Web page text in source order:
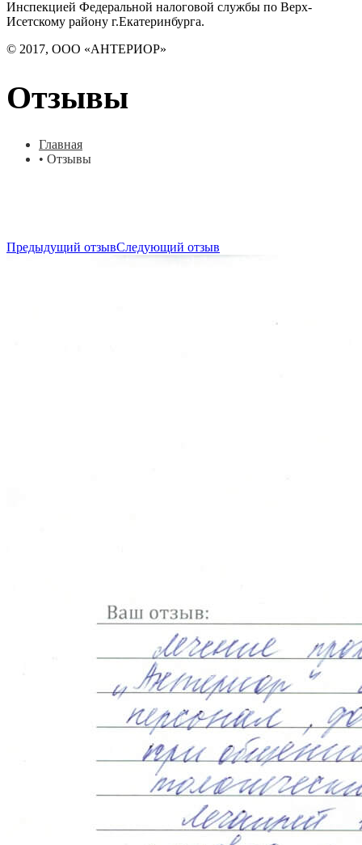
Инспекцией Федеральной налоговой службы по Верх-
Исетскому району г.Екатеринбурга.
© 2017, ООО «АНТЕРИОР»
Отзывы
Главная
• Отзывы
Предыдущий отзывСледующий отзыв